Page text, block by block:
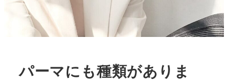
パーマにも種類がありま